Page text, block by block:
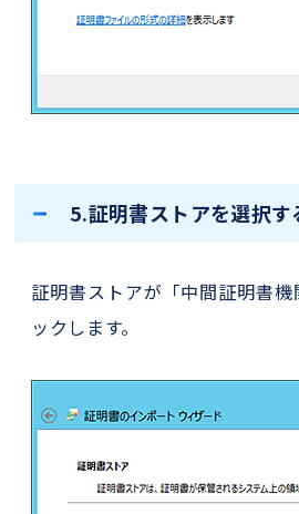
5.証明書ストアを選択す
証明書ストアが「中間証明書
ックします。